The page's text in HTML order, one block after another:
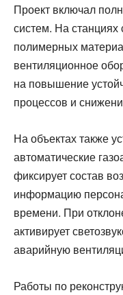
Проект включал
систем. На
полимерных
вентиляционное
на повышение
процессов и
На объектах также
автоматические
фиксирует состав
информацию
времени. При
активирует
аварийную
Работы по